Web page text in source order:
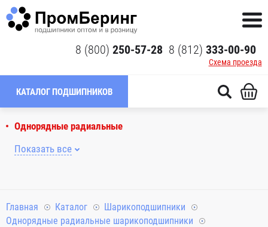
8 (800) 250-57-28 8 (812) 333-00-90
Схема проезда
КАТАЛОГ ПОДШИПНИКОВ
Однорядные радиальные
Показать все
Главная Каталог
Шарикоподшипники
Однорядные радиальные шарикоподшипники